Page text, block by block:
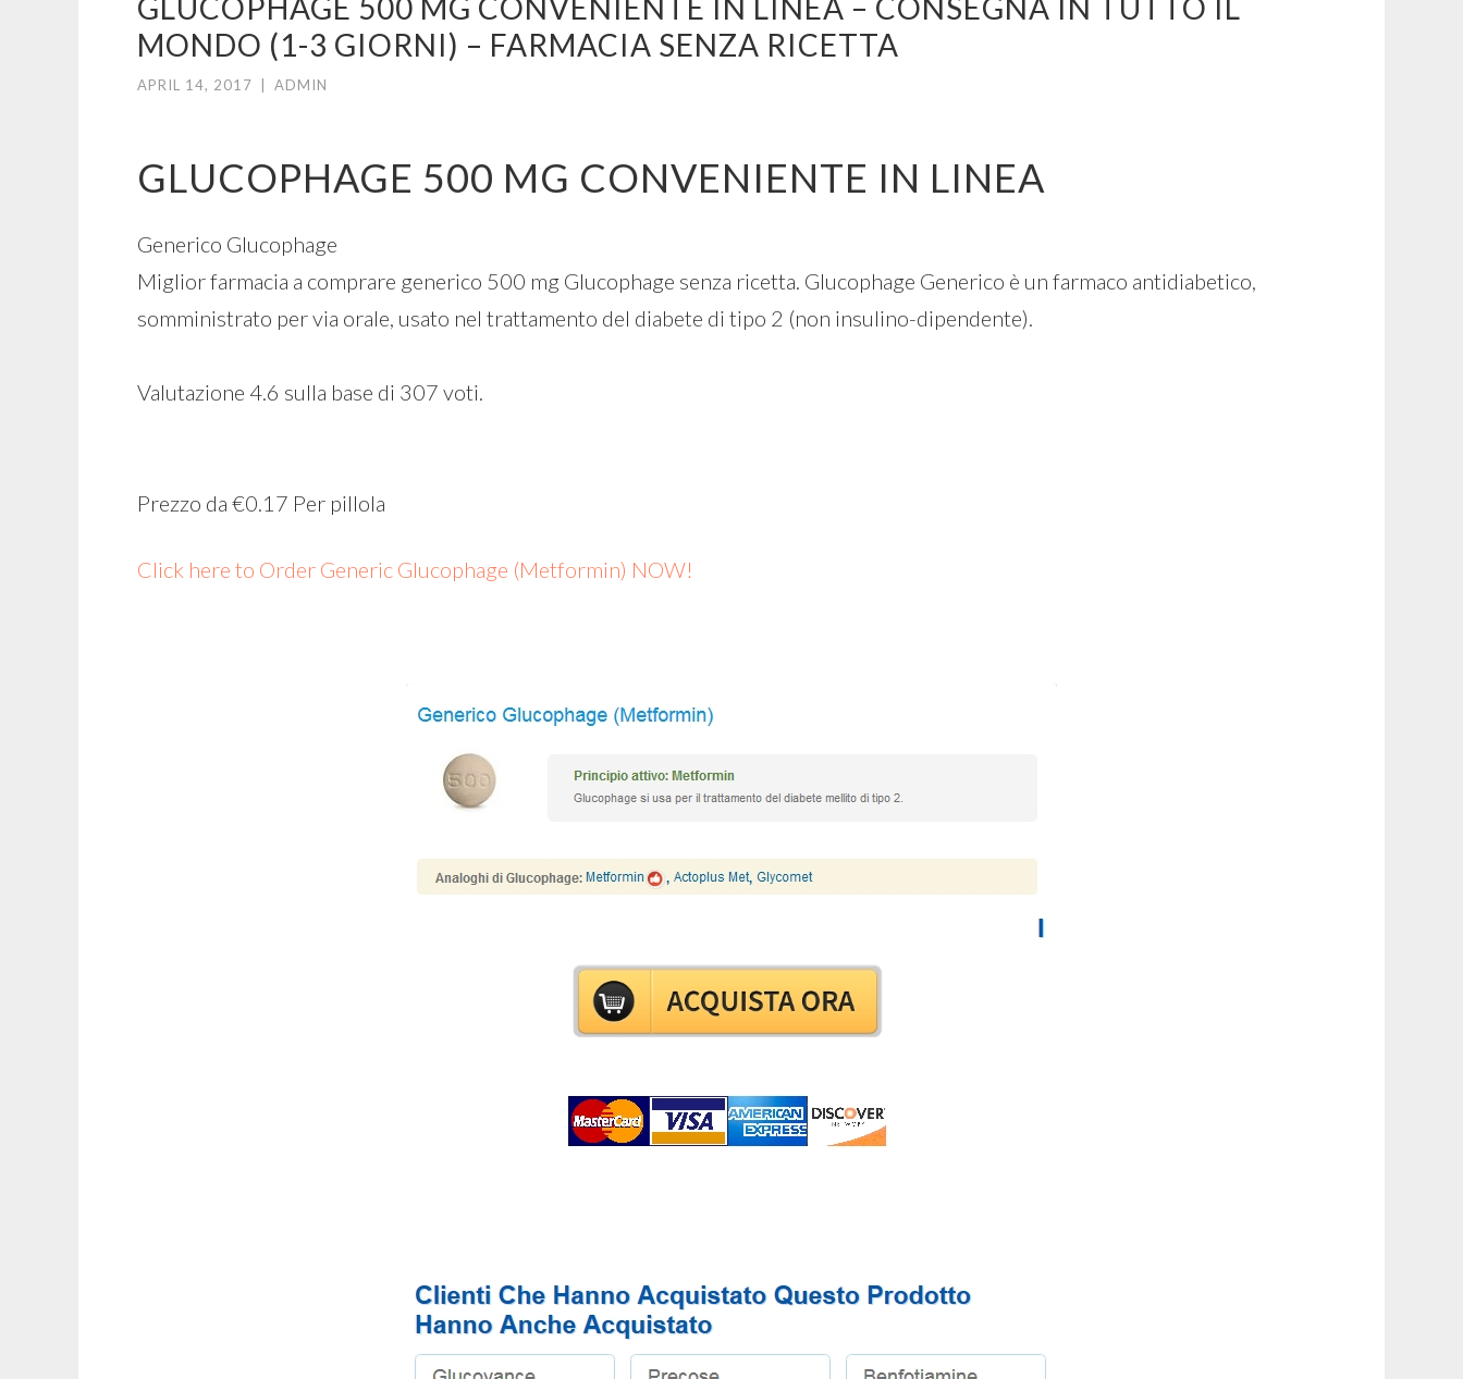
GLUCOPHAGE 500 MG CONVENIENTE IN LINEA – CONSEGNA IN TUTTO IL
MONDO (1-3 GIORNI) – FARMACIA SENZA RICETTA
APRIL 14, 2017 ADMIN
GLUCOPHAGE 500 MG CONVENIENTE IN LINEA
Generico Glucophage
Miglior farmacia a comprare generico 500 mg Glucophage senza ricetta. Glucophage Generico è un farmaco antidiabetico,
somministrato per via orale, usato nel trattamento del diabete di tipo 2 (non insulino-dipendente).
Valutazione 4.6 sulla base di 307 voti.
Prezzo da €0.17 Per pillola
Click here to Order Generic Glucophage (Metformin) NOW!